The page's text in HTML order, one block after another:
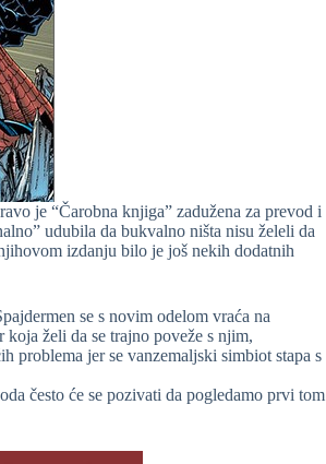
je “Čarobna knjiga” zadužena za prevod i
udubila da bukvalno ništa nisu želeli da
izdanju bilo je još nekih dodatnih
se s novim odelom vraća na
želi da se trajno poveže s njim,
problema jer se vanzemaljski simbiot stapa s
često će se pozivati da pogledamo prvi tom